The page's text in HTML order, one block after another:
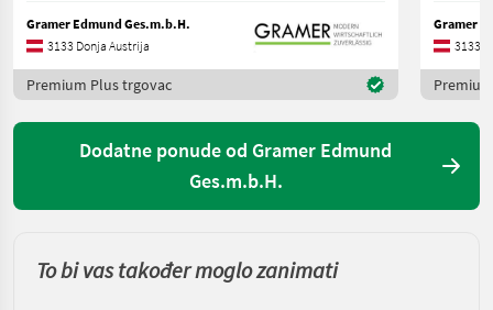
Gramer Edmund Ges.m.b.H.
3133 Donja Austrija
Premium Plus trgovac
Gramer
3133
Dodatne ponude od Gramer Edmund
Ges.m.b.H.
To bi vas također moglo zanimati